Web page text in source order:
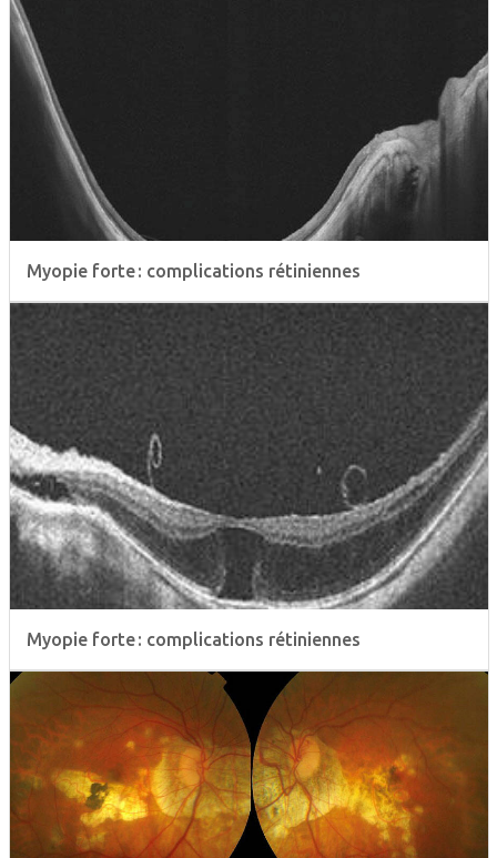
Myopie forte : complications rétiniennes
Myopie forte : complications rétiniennes